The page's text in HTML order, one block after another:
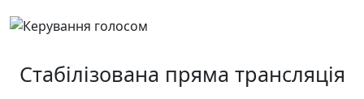
Стабілізована пряма трансляція